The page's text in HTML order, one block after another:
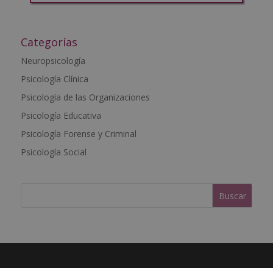
t
r
n
a
i
v
e
Categorías
Neuropsicología
Psicología Clínica
Psicología de las Organizaciones
Psicología Educativa
Psicología Forense y Criminal
Psicología Social